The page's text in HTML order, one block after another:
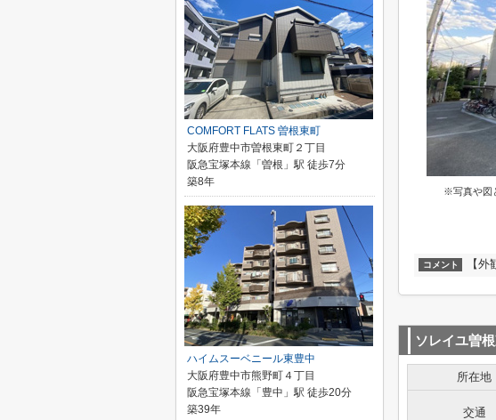
※写真や図
コメント 【外
ソレイユ曽
所在地
交通
COMFORT FLATS 曽根東町
大阪府豊中市曽根東町２丁目
阪急宝塚本線「曽根」駅 徒歩7分
築8年
ハイムスーベニール東豊中
大阪府豊中市熊野町４丁目
阪急宝塚本線「豊中」駅 徒歩20分
築39年